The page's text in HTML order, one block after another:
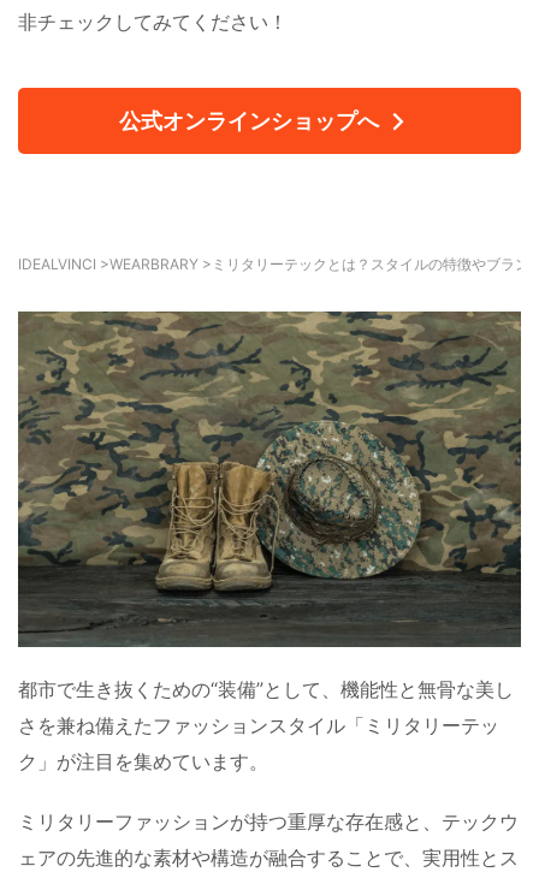
非チェックしてみてください！
公式オンラインショップへ
IDEALVINCI >WEARBRARY > ミリタリーテックとは？スタイルの特徴やブラン
都市で生き抜くための“装備”として、機能性と無骨な美し
さを兼ね備えたファッションスタイル「ミリタリーテッ
ク」が注目を集めています。
ミリタリーファッションが持つ重厚な存在感と、テックウ
ェアの先進的な素材や構造が融合することで、実用性とス